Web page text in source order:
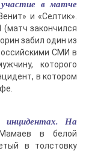
в матче
и «Селтик».
закончился
забил один из
СМИ в
которого
в котором
инцидентах. На
в белой
в толстовку